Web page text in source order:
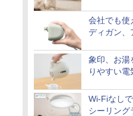
会社でも使
ディガン、
象印、お湯
りやすい電
Wi-Fiなし
シーリング